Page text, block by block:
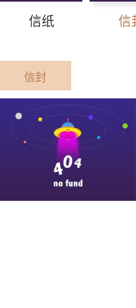
信纸 信
信封